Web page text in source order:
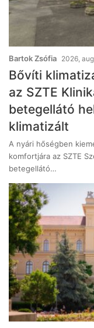
Bartok Zsófia 2026,
Bővíti
az SZTE
betegellátó
klimatizált
A nyári hőségben
komfortjára az SZTE
betegellátó…